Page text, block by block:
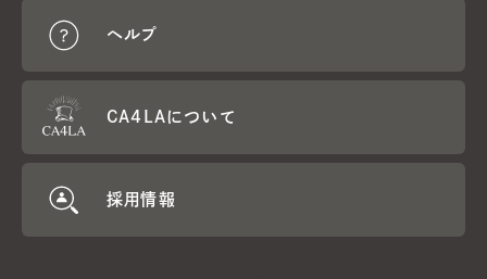
ヘルプ
CA4LAについて
採用情報